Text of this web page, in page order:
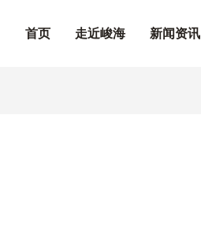
首页 走近峻海 新闻资讯